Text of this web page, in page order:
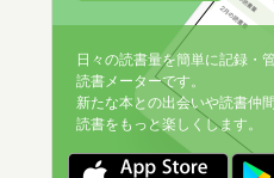
日々の読書量を簡単に記録・
読書メーターです。
新たな本との出会いや読書仲
読書をもっと楽しくします。